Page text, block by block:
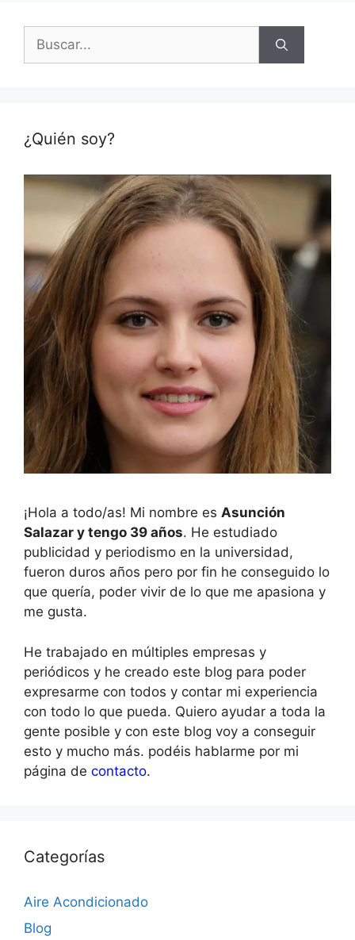
Buscar:
¿Quién soy?
¡Hola a todo/as! Mi nombre es Asunción
Salazar y tengo 39 años. He estudiado
publicidad y periodismo en la universidad,
fueron duros años pero por fin he conseguido lo
que quería, poder vivir de lo que me apasiona y
me gusta.
He trabajado en múltiples empresas y
periódicos y he creado este blog para poder
expresarme con todos y contar mi experiencia
con todo lo que pueda. Quiero ayudar a toda la
gente posible y con este blog voy a conseguir
esto y mucho más. podéis hablarme por mi
página de contacto.
Categorías
Aire Acondicionado
Blog